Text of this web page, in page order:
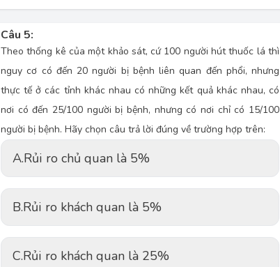
Câu 5:
Theo thống kê của một khảo sát, cứ 100 người hút thuốc lá thì
nguy cơ có đến 20 người bị bệnh liên quan đến phổi, nhưng
thực tế ở các tỉnh khác nhau có những kết quả khác nhau, có
nơi có đến 25/100 người bị bệnh, nhưng có nơi chỉ có 15/100
người bị bệnh. Hãy chọn câu trả lời đúng về trường hợp trên:
A.Rủi ro chủ quan là 5%
B.Rủi ro khách quan là 5%
C.Rủi ro khách quan là 25%